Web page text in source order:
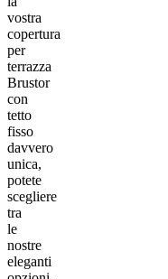
vostra
copertura
per
terrazza
Brustor
con
tetto
fisso
davvero
unica,
potete
scegliere
tra
le
nostre
eleganti